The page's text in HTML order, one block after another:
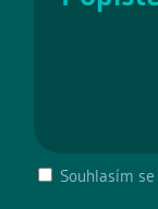
Souhlasím se